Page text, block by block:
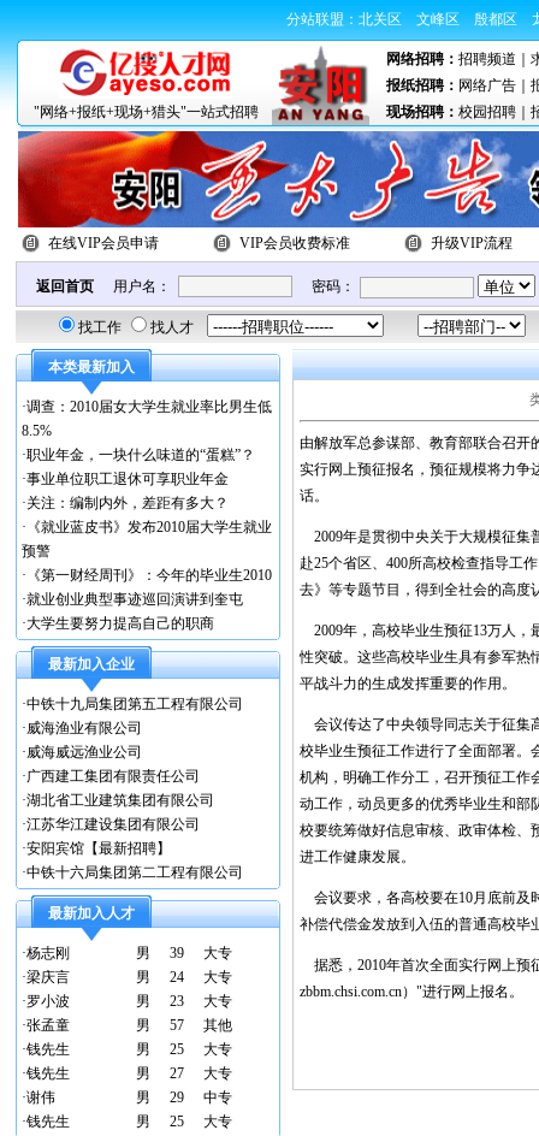
分站联盟： 北关区 文峰区 殷都区
网络招聘： 招聘频道
报纸招聘： 网络广告｜
"网络+报纸+现场+猎头"一站式招聘
现场招聘： 校园招聘｜
在线VIP会员申请 VIP会员收费标准 升级VIP流程
返回首页 用户名： 密码：
找工作 找人才
本类最新加入
·调查：2010届女大学生就业率比男生低
8.5%
·职业年金，一块什么味道的“蛋糕”？
·事业单位职工退休可享职业年金
·关注：编制内外，差距有多大？
· 《就业蓝皮书》发布2010届大学生就业
预警
· 《第一财经周刊》：今年的毕业生2010
·就业创业典型事迹巡回演讲到奎屯
·大学生要努力提高自己的职商
最新加入企业
·中铁十九局集团第五工程有限公司
·威海渔业有限公司
·威海威远渔业公司
·广西建工集团有限责任公司
·湖北省工业建筑集团有限公司
·江苏华江建设集团有限公司
·安阳宾馆【最新招聘】
·中铁十六局集团第二工程有限公司
最新加入人才
·杨志刚 男 39
大专
·梁庆言 男 24
大专
·罗小波 男 23
大专
·张孟童 男 57
其他
·钱先生 男 25
大专
·钱先生 男 27
大专
·谢伟 男 29
中专
·钱先生 男 25 大专
由解放军总参谋部、教育部联合召开
实行网上预征报名，预征规模将力争
话。
2009年是贯彻中央关于大规模征集
赴25个省区、400所高校检查指导工
去》等专题节目，得到全社会的高度
2009年，高校毕业生预征13万人，
性突破。这些高校毕业生具有参军热
平战斗力的生成发挥重要的作用。
会议传达了中央领导同志关于征集
校毕业生预征工作进行了全面部署。
机构，明确工作分工，召开预征工作
动工作，动员更多的优秀毕业生和部
校要统筹做好信息审核、政审体检、
进工作健康发展。
会议要求，各高校要在10月底前及
补偿代偿金发放到入伍的普通高校毕
据悉，2010年首次全面实行网上预
zbbm.chsi.com.cn）"进行网上报名。